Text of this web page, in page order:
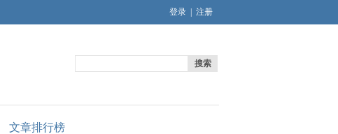
登录 注册
搜索
文章排行榜